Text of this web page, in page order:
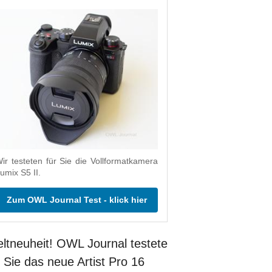
testeten für Sie die Vollformatkamera
S5 II.
Zum OWL Journal Test - klick hier
OWL Journal testete
Sie das neue Artist Pro 16